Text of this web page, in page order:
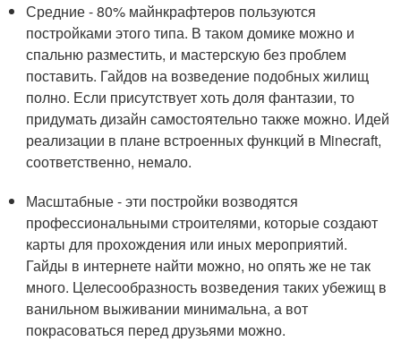
Средние - 80% майнкрафтеров пользуются
постройками этого типа. В таком домике можно и
спальню разместить, и мастерскую без проблем
поставить. Гайдов на возведение подобных жилищ
полно. Если присутствует хоть доля фантазии, то
придумать дизайн самостоятельно также можно. Идей
реализации в плане встроенных функций в Minecraft,
соответственно, немало.
Масштабные - эти постройки возводятся
профессиональными строителями, которые создают
карты для прохождения или иных мероприятий.
Гайды в интернете найти можно, но опять же не так
много. Целесообразность возведения таких убежищ в
ванильном выживании минимальна, а вот
покрасоваться перед друзьями можно.